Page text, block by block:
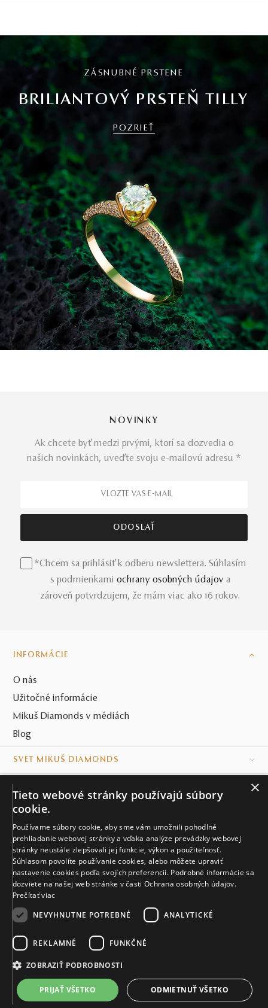
ZÁSNUBNÉ PRSTENE
BRILIANTOVÝ PRSTEŇ TILLY
POZRIEŤ
1 458 €
Do 14 dní
DO KOŠÍKA
NOVINKY
Ak chcete byť medzi prvými, ktorí sa dozvedia o
našich novinkách, uveďte svoju e-mailovú adresu *
*Chcem sa prihlásiť k odberu newslettera. Súhlasím
s podmienkami ochrany osobných údajov a
zároveň potvrdzujem, že mám viac ako 16 rokov.
INFORMÁCIE
O nás
Užitočné informácie
Mikuš Diamonds v médiách
Blog
SVET MIKUŠ DIAMONDS
KONTAKT
Naše klenotníctva
Sídlo spoločnosti
© MIKUŠ DIAMONDS, A.S. 2026. VŠETKY PRÁVA VYHRADENÉ.
×
Tieto webové stránky používajú súbory
cookie.
Používame súbory cookie, aby sme vám umožnili pohodlné
prehliadanie webovej stránky a vďaka analýze prevádzky webovej
stránky neustále zlepšovali jej funkcie, výkon a použiteľnosť.
Súhlasom povolíte používanie cookies, alebo môžete upraviť
nastavenie cookies podľa svojích preferencií. Podrobné informácie sa
dozviete na našej web stránke v časti Ochrana osobných údajov.
Prečítať viac
NEVYHNUTNE POTREBNÉ
ANALYTICKÉ
REKLAMNÉ FUNKČNÉ
ZOBRAZIŤ PODROBNOSTI
PRIJAŤ VŠETKO ODMIETNUŤ VŠETKO